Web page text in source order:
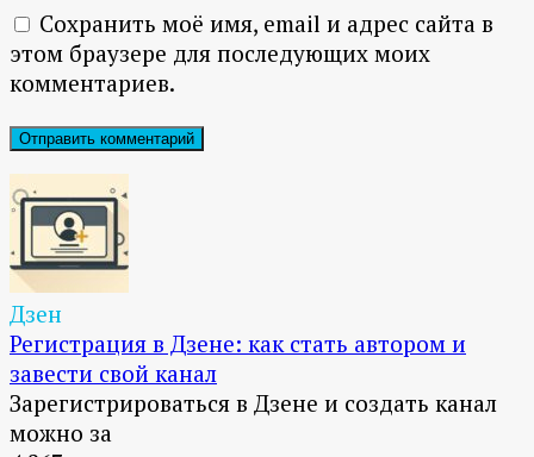
Сохранить моё имя, email и адрес сайта в
этом браузере для последующих моих
комментариев.
Дзен
Регистрация в Дзене: как стать автором и
завести свой канал
Зарегистрироваться в Дзене и создать канал
можно за